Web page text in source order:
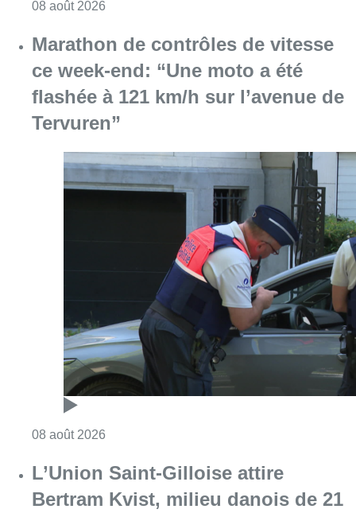
08 août 2026
Marathon de contrôles de vitesse
ce week-end: “Une moto a été
flashée à 121 km/h sur l’avenue de
Tervuren”
08 août 2026
L’Union Saint-Gilloise attire
Bertram Kvist, milieu danois de 21